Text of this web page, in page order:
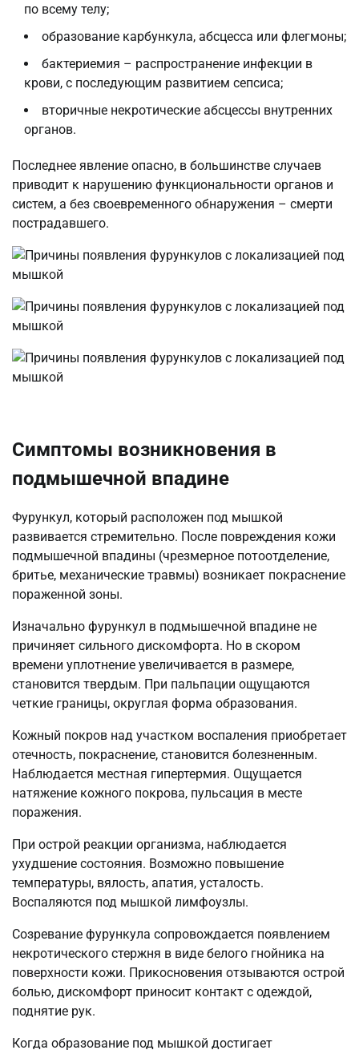
по всему телу;
образование карбункула, абсцесса или флегмоны;
бактериемия – распространение инфекции в
крови, с последующим развитием сепсиса;
вторичные некротические абсцессы внутренних
органов.
Последнее явление опасно, в большинстве случаев
приводит к нарушению функциональности органов и
систем, а без своевременного обнаружения – смерти
пострадавшего.
Симптомы возникновения в
подмышечной впадине
Фурункул, который расположен под мышкой
развивается стремительно. После повреждения кожи
подмышечной впадины (чрезмерное потоотделение,
бритье, механические травмы) возникает покраснение
пораженной зоны.
Изначально фурункул в подмышечной впадине не
причиняет сильного дискомфорта. Но в скором
времени уплотнение увеличивается в размере,
становится твердым. При пальпации ощущаются
четкие границы, округлая форма образования.
Кожный покров над участком воспаления приобретает
отечность, покраснение, становится болезненным.
Наблюдается местная гипертермия. Ощущается
натяжение кожного покрова, пульсация в месте
поражения.
При острой реакции организма, наблюдается
ухудшение состояния. Возможно повышение
температуры, вялость, апатия, усталость.
Воспаляются под мышкой лимфоузлы.
Созревание фурункула сопровождается появлением
некротического стержня в виде белого гнойника на
поверхности кожи. Прикосновения отзываются острой
болью, дискомфорт приносит контакт с одеждой,
поднятие рук.
Когда образование под мышкой достигает